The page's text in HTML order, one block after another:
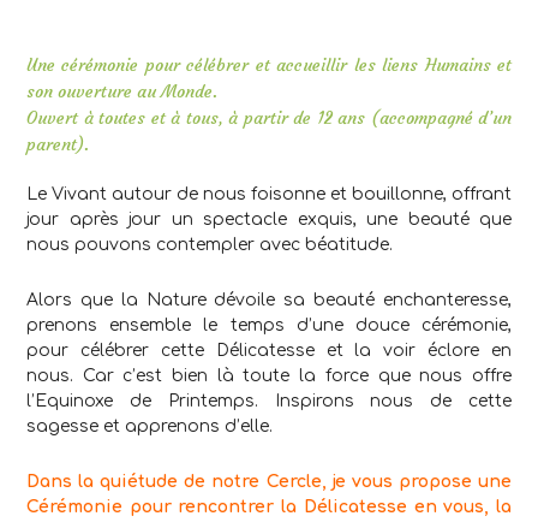
Une cérémonie pour célébrer et accueillir les liens Humains et
son ouverture au Monde.
Ouvert à toutes et à tous, à partir de 12 ans (accompagné d’un
parent).
Le Vivant autour de nous foisonne et bouillonne, offrant
jour après jour un spectacle exquis, une beauté que
nous pouvons contempler avec béatitude.
Alors que la Nature dévoile sa beauté enchanteresse,
prenons ensemble le temps d’une douce cérémonie,
pour célébrer cette Délicatesse et la voir éclore en
nous. Car c’est bien là toute la force que nous offre
l’Equinoxe de Printemps. Inspirons nous de cette
sagesse et apprenons d’elle.
Dans la quiétude de notre Cercle, je vous propose une
Cérémonie pour rencontrer la Délicatesse en vous, la